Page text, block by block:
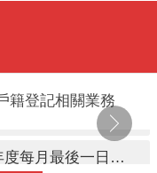
雲林縣各戶政事務所於115年度每月最後一日暫停平日下午5 時30分至6時30分預約服務及春節期間暫停預約假日結婚 登記，另同年度連續假期暫停週六上午延長服務